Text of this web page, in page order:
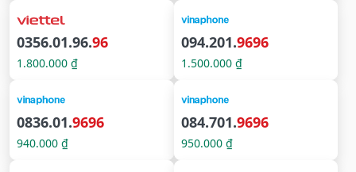
0356.01.96.96
1.800.000 ₫
094.201.9696
1.500.000 ₫
0836.01.9696
940.000 ₫
084.701.9696
950.000 ₫